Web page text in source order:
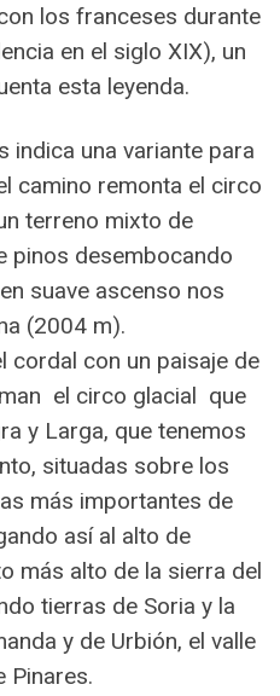
los franceses durante
en el siglo XIX), un
esta leyenda.
indica una variante para
camino remonta el circo
terreno mixto de
pinos desembocando
suave ascenso nos
(2004 m).
cordal con un paisaje de
el circo glacial que
y Larga, que tenemos
situadas sobre los
más importantes de
así al alto de
más alto de la sierra del
tierras de Soria y la
y de Urbión, el valle
Pinares.